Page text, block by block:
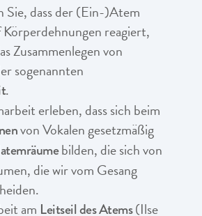
Sie, dass der (Ein-)Atem
reagiert,
Zusammenlegen von
sogenannten
.
erleben, dass sich beim
von Vokalen gesetzmäßig
bilden, die sich von
die wir vom Gesang
am Leitseil des Atems(Ilse